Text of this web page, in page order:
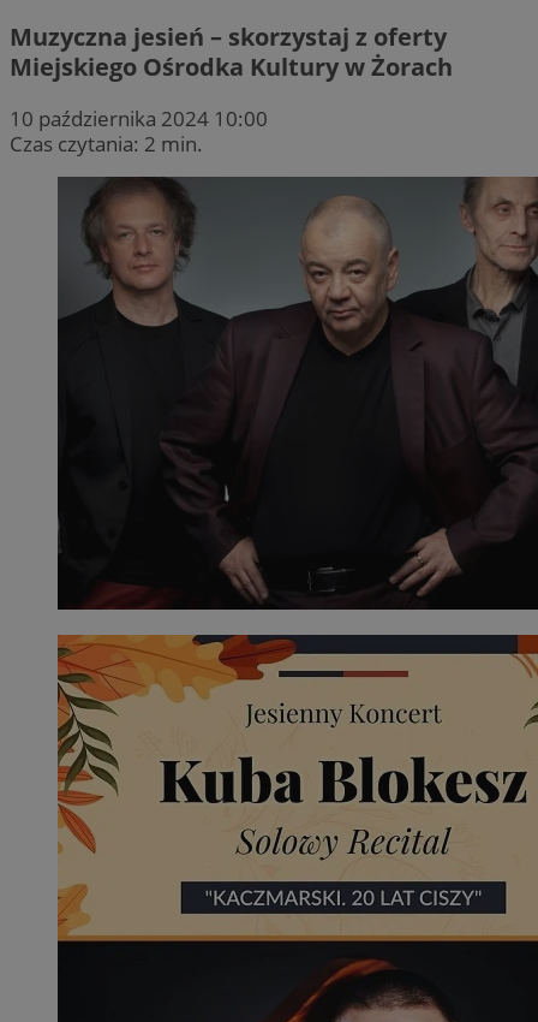
Muzyczna jesień – skorzystaj z oferty
Miejskiego Ośrodka Kultury w Żorach
10 października 2024 10:00
Czas czytania: 2 min.